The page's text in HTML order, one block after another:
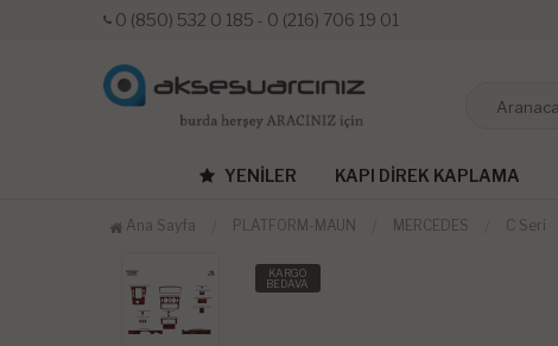
0 (850) 532 0 185 - 0 (216) 706 19 01
YENILER KAPI DIREK KAPLAMA
Ana Sayfa PLATFORM-MAUN MERCEDES C Seri
KARGO
BEDAVA